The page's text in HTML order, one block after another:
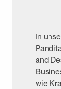
In
and
wie